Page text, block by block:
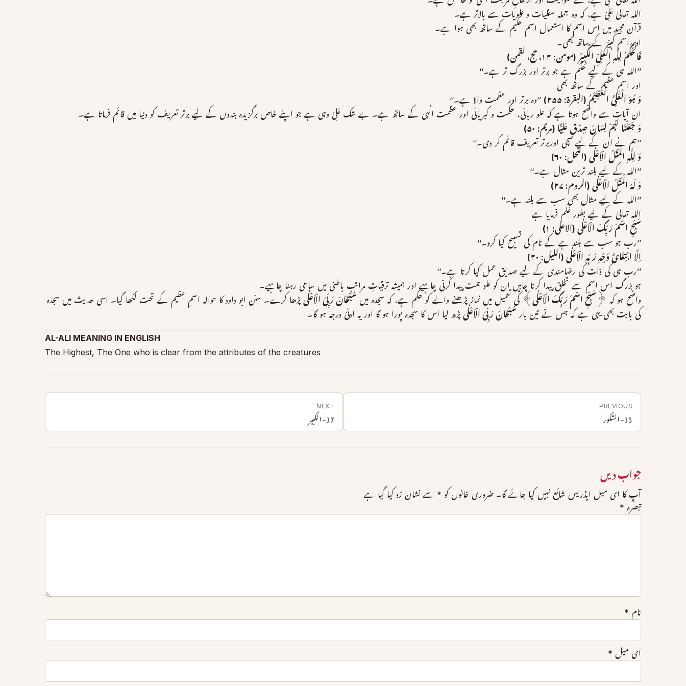
اللہ تعالیٰ عَلِیّ ہے، کہ وہ جملہ سفلیات و علویات سے بالاتر ہے۔
قرآن مجید میں اس اسم کا استعمال اسم حکیم کے ساتھ بھی ہوا ہے۔
اور اسم کَبِیْرٌ کے ساتھ بھی۔
فَالْحُکْمُ لِلّٰہِ الْعَلِیِّ الْکَبِیْرِ (مومن: ۱۲، حج، لقمن)
’’اللہ ہی کے لیے حکم ہے جو برتر اور بزرگ تر ہے۔‘‘
اور اسمِ عظیم کے ساتھ بھی
وَ ہُوَ الْعَلِیُّ الْعَظِیْمُ (البقرۃ: ۲۵۵)
’’وہ برتر اور عظمت والا ہے۔‘‘
ان آیات سے واضح ہوتا ہے کہ علو ربانی، حکمت و کبریائی اور عظمت الٰہی کے ساتھ ہے۔ بے شک عَلِیّ وہی ہے جو اپنے خاص برگزیدہ بندوں کے لیے برتر تعریف کو دنیا میں قائم فرماتا ہے۔
وَ جَعَلْنَا لَہُمْ لِسَانَ صِدْقٍ عَلِیًّا (مریم: ۵۰)
’’ہم نے ان کے لیے سچی اوربرتر تعریف قائم کر دی۔‘‘
وَ لِلّٰہِ الْمَثَلُ الْاَعْلٰی (النحل: ۶۰)
’’اللہ کے لیے بلند ترین مثال ہے۔‘‘
وَ لَہُ الْمَثَلُ الْاَعْلٰی (الروم: ۲۷)
’’اللہ کے لیے مثال بھی سب سے بلند ہے۔‘‘
اللہ تعالیٰ کے لیے بطور عَلَم فرمایا ہے
سَبِّحِ اسْمَ رَبِّکَ الْاَعْلٰی (الاعلی: ۱)
’’رب جو سب سے بلند ہے کے نام کی تسبیح کیا کرو۔‘‘
اِلَّا ابْتِغَائَ وَجْہِ رَبِّہِ الْاَعْلٰی (اللیل: ۲۰)
’’رب ہی کی ذات کی رضامندی کے لیے صدیق عمل کیا کرتا ہے۔‘‘
جو بزرگ اس اسم سے تخلق پیدا کرنا چاہیں ان کو علو ہمت پیدا کرنی چاہیے اور ہمیشہ ترقیاتِ مراتبِ باطنی میں ساعی رہنا چاہیے۔
واضح ہو کہ ﴿
سَبِّحِ اسْمَ رَبِّکَ الْاَعْلٰی ﴾ کی تعمیل میں نماز پڑھنے والے کو حکم ہے، کہ سجدہ میں سُبْحَانَ رَبِّیَ الْاَعْلٰی پڑھا کرے۔ سنن ابو داود کا حوالہ اسمِ عظیم کے تحت لکھا گیا۔ اسی حدیث میں سجدہ
کی بابت بھی یہی ہے کہ جس نے تین بار سُبْحَانَ رَبِّیَ الْاَعْلٰی پڑھ لیا اس کا سجدہ پورا ہو گا اور یہ ادنیٰ درجہ ہو گا۔
AL-ALI MEANING IN ENGLISH
The Highest, The One who is clear from the attributes of the creatures
PREVIOUS
35- الشکور
NEXT
37- الکبیر
جواب دیں
آپ کا ای میل ایڈریس شائع نہیں کیا جائے گا۔ ضروری خانوں کو * سے نشان زد کیا گیا ہے
تبصرہ *
نام *
ای میل *